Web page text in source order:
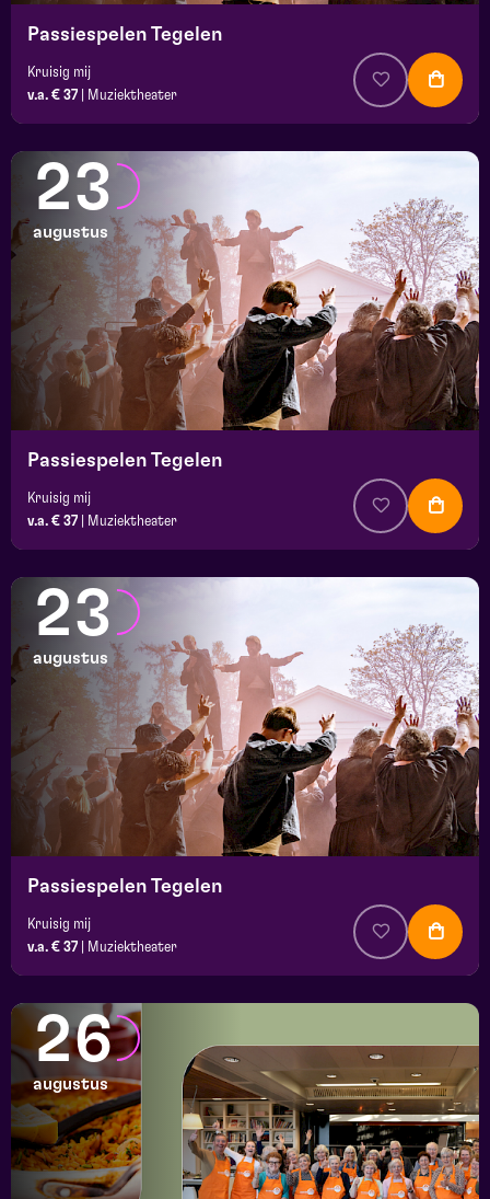
Passiespelen Tegelen
Kruisig mij
v.a. € 37
Muziektheater
23
augustus
Passiespelen Tegelen
Kruisig mij
v.a. € 37
Muziektheater
23
augustus
Passiespelen Tegelen
Kruisig mij
v.a. € 37
Muziektheater
26
augustus